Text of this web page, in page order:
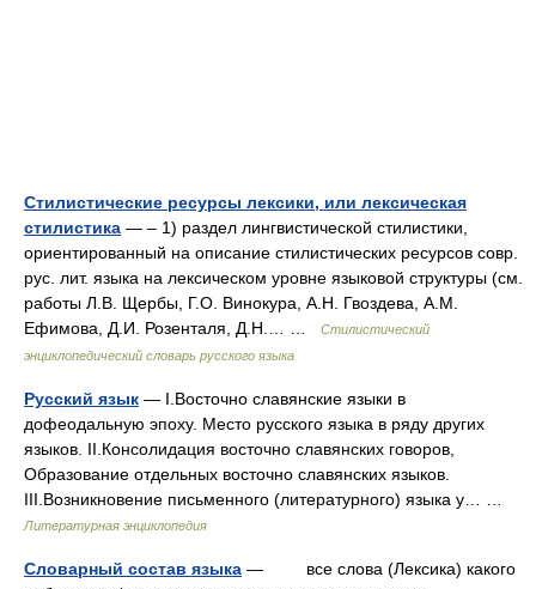
Стилистические ресурсы лексики, или лексическая
стилистика — – 1) раздел лингвистической стилистики,
ориентированный на описание стилистических ресурсов совр.
рус. лит. языка на лексическом уровне языковой структуры (см.
работы Л.В. Щербы, Г.О. Винокура, А.Н. Гвоздева, А.М.
Ефимова, Д.И. Розенталя, Д.Н.… …
Стилистический
энциклопедический словарь русского языка
Русский язык — I.Восточно славянские языки в
дофеодальную эпоху. Место русского языка в ряду других
языков. II.Консолидация восточно славянских говоров,
Образование отдельных восточно славянских языков.
III.Возникновение письменного (литературного) языка у… …
Литературная энциклопедия
Словарный состав языка — все слова (Лексика) какого